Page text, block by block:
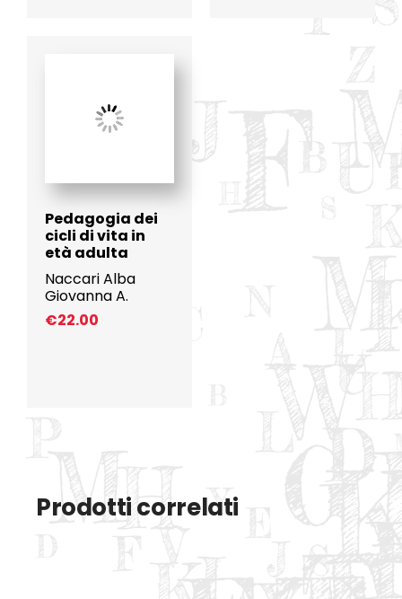
Pedagogia dei
cicli di vita in
età adulta
Naccari Alba
Giovanna A.
€22.00
Prodotti correlati